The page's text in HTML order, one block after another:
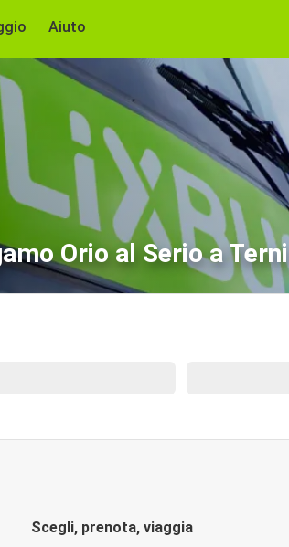
Aiuto
Orio al Serio a Terni
Scegli, prenota, viaggia